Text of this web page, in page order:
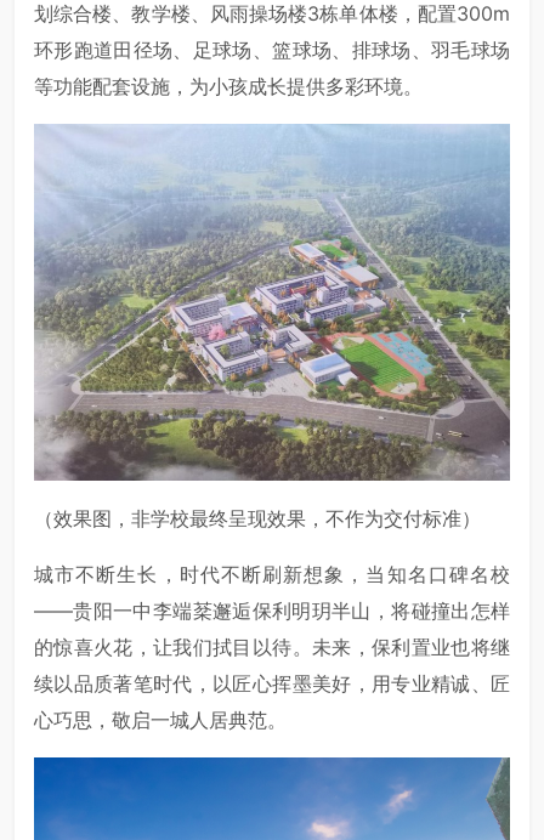
划综合楼、教学楼、风雨操场楼3栋单体楼，配置300m
环形跑道田径场、足球场、篮球场、排球场、羽毛球场
等功能配套设施，为小孩成长提供多彩环境。
（效果图，非学校最终呈现效果，不作为交付标准）
城市不断生长，时代不断刷新想象，当知名口碑名校
——贵阳一中李端棻邂逅保利明玥半山，将碰撞出怎样
的惊喜火花，让我们拭目以待。未来，保利置业也将继
续以品质著笔时代，以匠心挥墨美好，用专业精诚、匠
心巧思，敬启一城人居典范。